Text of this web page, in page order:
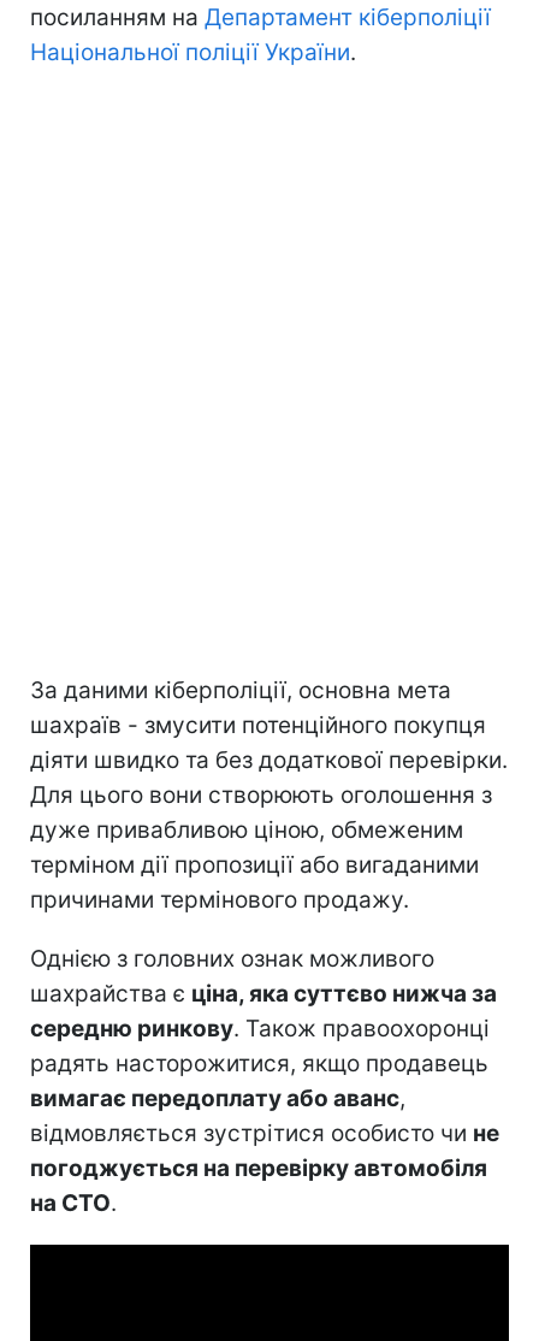
посиланням на Департамент кіберполіції
Національної поліції України.
За даними кіберполіції, основна мета
шахраїв - змусити потенційного покупця
діяти швидко та без додаткової перевірки.
Для цього вони створюють оголошення з
дуже привабливою ціною, обмеженим
терміном дії пропозиції або вигаданими
причинами термінового продажу.
Однією з головних ознак можливого
шахрайства є ціна, яка суттєво нижча за
середню ринкову. Також правоохоронці
радять насторожитися, якщо продавець
вимагає передоплату або аванс,
відмовляється зустрітися особисто чи не
погоджується на перевірку автомобіля
на СТО.